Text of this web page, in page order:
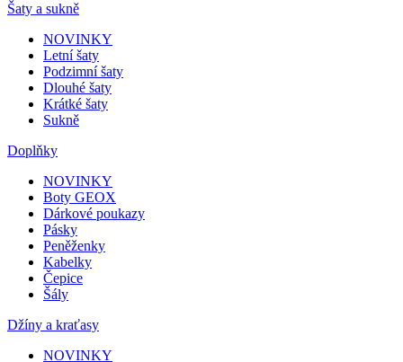
Šaty a sukně
NOVINKY
Letní šaty
Podzimní šaty
Dlouhé šaty
Krátké šaty
Sukně
Doplňky
NOVINKY
Boty GEOX
Dárkové poukazy
Pásky
Peněženky
Kabelky
Čepice
Šály
Džíny a kraťasy
NOVINKY